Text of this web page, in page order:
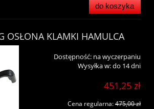
do koszyka
OSŁONA KLAMKI HAMULCA
Dostępność: na wyczerpaniu
Wysyłka w:do 14 dni
451,25 zł
Cena regularna:475,00 zł